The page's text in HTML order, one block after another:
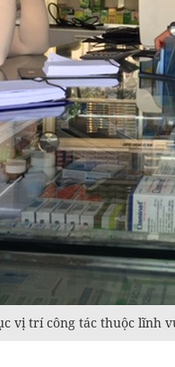
vị trí công tác thuộc lĩnh